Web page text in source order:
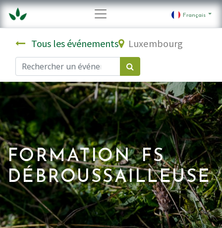
Français
Tous les événements Luxembourg
FORMATION FS
DÉBROUSSAILLEUSE